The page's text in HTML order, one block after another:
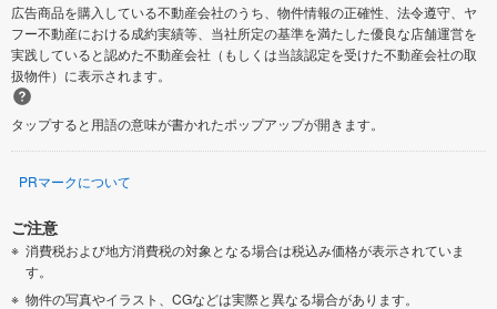
広告商品を購入している不動産会社のうち、物件情報の正確性、法令遵守、ヤ
フー不動産における成約実績等、当社所定の基準を満たした優良な店舗運営を
実践していると認めた不動産会社（もしくは当該認定を受けた不動産会社の取
扱物件）に表示されます。
タップすると用語の意味が書かれたポップアップが開きます。
PRマークについて
ご注意
消費税および地方消費税の対象となる場合は税込み価格が表示されていま
す。
物件の写真やイラスト、CGなどは実際と異なる場合があります。